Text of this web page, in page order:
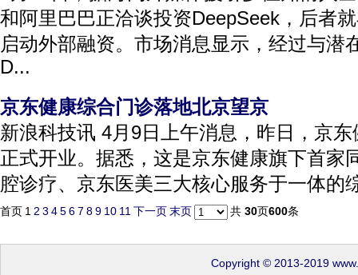
和阿里巴巴正洽谈投资DeepSeek，后者
启动外部融资。市场消息显示，经过与潜
D...
京东健康综合门诊落地北京望京
新浪科技讯 4月9日上午消息，昨日，京
正式开业。据悉，这是京东健康旗下首家
腔诊疗、京东医美三大核心服务于一体的
首页 1 2 3 4567 89 10 11 下一页末页 共 30页600条
Copyright © 2013-2019